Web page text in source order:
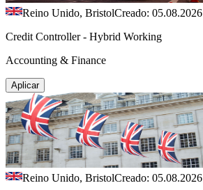
Reino Unido, BristolCreado: 05.08.2026
Credit Controller - Hybrid Working
Accounting & Finance
Aplicar
Reino Unido, BristolCreado: 05.08.2026